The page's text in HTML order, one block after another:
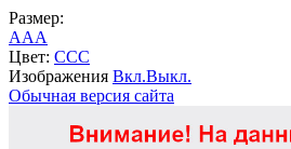
Размер:
AAA
Цвет: CCC
Изображения Вкл.Выкл.
Обычная версия сайта